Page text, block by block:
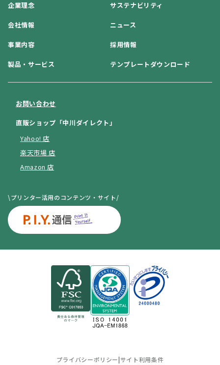
企業理念 サステナビリティ
会社情報 ニュース
事業内容 採用情報
製品・サービス テンプレートダウンロード
お問い合わせ
直販ショップ「中川ダイレクト」
Yahoo! 店
楽天市場 店
Amazon 店
\プリンター活用のコンテンツ・サイト/
プライバシーポリシー|サイト利用条件